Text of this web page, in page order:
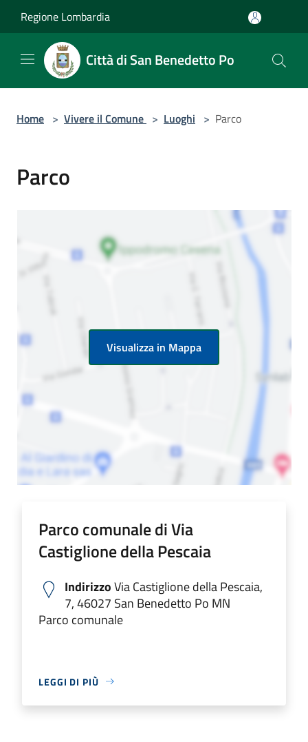
Regione Lombardia
Città di San Benedetto Po
Home > Vivere il Comune > Luoghi > Parco
Parco
Visualizza in Mappa
Parco comunale di Via
Castiglione della Pescaia
IndirizzoVia Castiglione della Pescaia,
7, 46027 San Benedetto Po MN
Parco comunale
LEGGI DI PIÙ